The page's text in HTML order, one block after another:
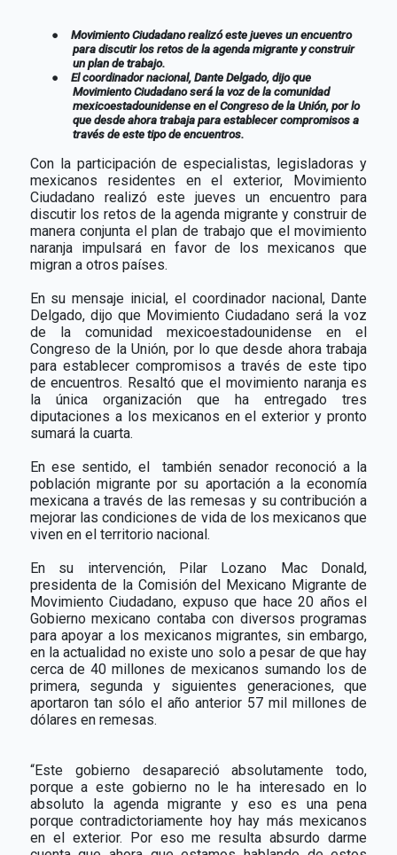
●
Movimiento Ciudadano realizó este jueves un encuentro
para discutir los retos de la agenda migrante y construir
un plan de trabajo.
●
El coordinador nacional, Dante Delgado, dijo que
Movimiento Ciudadano será la voz de la comunidad
mexicoestadounidense en el Congreso de la Unión, por lo
que desde ahora trabaja para establecer compromisos a
través de este tipo de encuentros.
Con la participación de especialistas, legisladoras y
mexicanos residentes en el exterior, Movimiento
Ciudadano realizó este jueves un encuentro para
discutir los retos de la agenda migrante y construir de
manera conjunta el plan de trabajo que el movimiento
naranja impulsará en favor de los mexicanos que
migran a otros países.
En su mensaje inicial, el coordinador nacional, Dante
Delgado, dijo que Movimiento Ciudadano será la voz
de la comunidad mexicoestadounidense en el
Congreso de la Unión, por lo que desde ahora trabaja
para establecer compromisos a través de este tipo
de encuentros. Resaltó que el movimiento naranja es
la única organización que ha entregado tres
diputaciones a los mexicanos en el exterior y pronto
sumará la cuarta.
En ese sentido, el
también senador reconoció a la
población migrante por su aportación a la economía
mexicana a través de las remesas y su contribución a
mejorar las condiciones de vida de los mexicanos que
viven en el territorio nacional.
En su intervención, Pilar Lozano Mac Donald,
presidenta de la Comisión del Mexicano Migrante de
Movimiento Ciudadano, expuso que hace 20 años el
Gobierno mexicano contaba con diversos programas
para apoyar a los mexicanos migrantes, sin embargo,
en la actualidad no existe uno solo a pesar de que hay
cerca de 40 millones de mexicanos sumando los de
primera, segunda y siguientes generaciones, que
aportaron tan sólo el año anterior 57 mil millones de
dólares en remesas.
“Este gobierno desapareció absolutamente todo,
porque a este gobierno no le ha interesado en lo
absoluto la agenda migrante y eso es una pena
porque contradictoriamente hoy hay más mexicanos
en el exterior. Por eso me resulta absurdo darme